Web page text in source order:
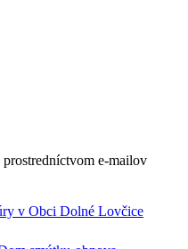
prostredníctvom e-mailov